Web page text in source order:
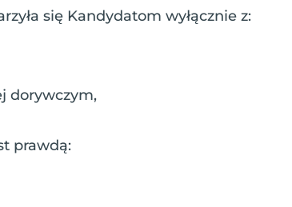
się Kandydatom wyłącznie z:
dorywczym,
prawdą: